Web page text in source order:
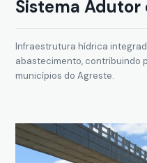
Sistema Adutor
Infraestrutura hídrica
abastecimento, contribuindo
municípios do Agreste.